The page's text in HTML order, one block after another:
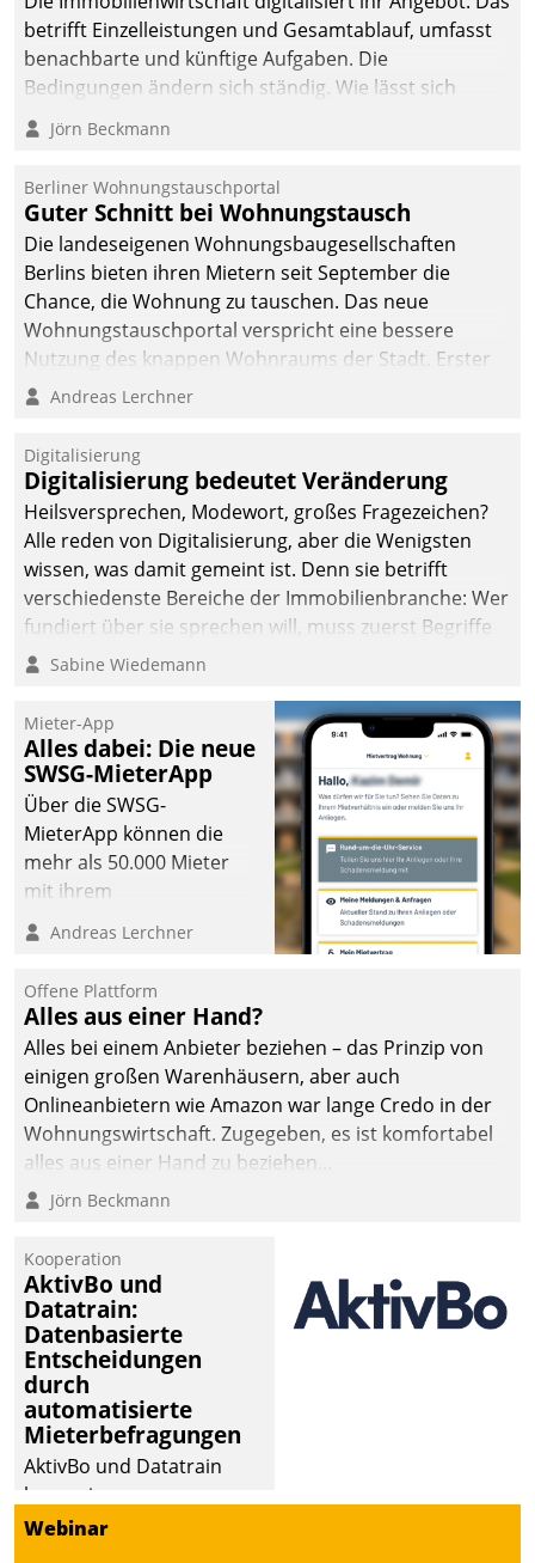
betrifft Einzelleistungen und Gesamtablauf, umfasst
benachbarte und künftige Aufgaben. Die
Bedingungen ändern sich ständig. Wie lässt sich
technisch die Kontrolle wahren und zugleich Freiraum
fürs Wachsen öffnen?
Jörn Beckmann
Berliner Wohnungstauschportal
Guter Schnitt bei Wohnungstausch
Die landeseigenen Wohnungsbaugesellschaften
Berlins bieten ihren Mietern seit September die
Chance, die Wohnung zu tauschen. Das neue
Wohnungstauschportal verspricht eine bessere
Nutzung des knappen Wohnraums der Stadt. Erster
Anwendungsfall für Datatrains Lösung API-Hub mit
Unternehmen.
Andreas Lerchner
Digitalisierung
Digitalisierung bedeutet Veränderung
Heilsversprechen, Modewort, großes Fragezeichen?
Alle reden von Digitalisierung, aber die Wenigsten
wissen, was damit gemeint ist. Denn sie betrifft
verschiedenste Bereiche der Immobilienbranche: Wer
fundiert über sie sprechen will, muss zuerst Begriffe
klären. Ein Aspekt ist die betriebliche Optimierung:
Einsparungen durch optimierte und automatisierte
Prozesse. Doch man darf nicht zu viel erwarten: Allein
mit der Einführung einer neuen Software ist es nicht
getan. Die Digitalisierung erfordert von Unternehmen
die Bereitschaft, sich zu überprüfen, zu hinterfragen
und zu verändern.
Sabine Wiedemann
Mieter-App
Alles dabei: Die neue
SWSG-MieterApp
Über die SWSG-
MieterApp können die
mehr als 50.000 Mieter
mit ihrem
Wohnungsunternehmen
kommunizieren, auf dem
einsehen und ändern
oder
Schadensmeldungen
abgeben – rund um die
Uhr.
Andreas Lerchner
Offene Plattform
Alles aus einer Hand?
Alles bei einem Anbieter beziehen – das Prinzip von
einigen großen Warenhäusern, aber auch
Onlineanbietern wie Amazon war lange Credo in der
Wohnungswirtschaft. Zugegeben, es ist komfortabel
alles aus einer Hand zu beziehen...
Jörn Beckmann
Kooperation
AktivBo und
Datatrain:
Datenbasierte
Entscheidungen
durch
automatisierte
Mieterbefragungen
AktivBo und Datatrain
kooperieren –
Immobilienunternehmen
Webinar